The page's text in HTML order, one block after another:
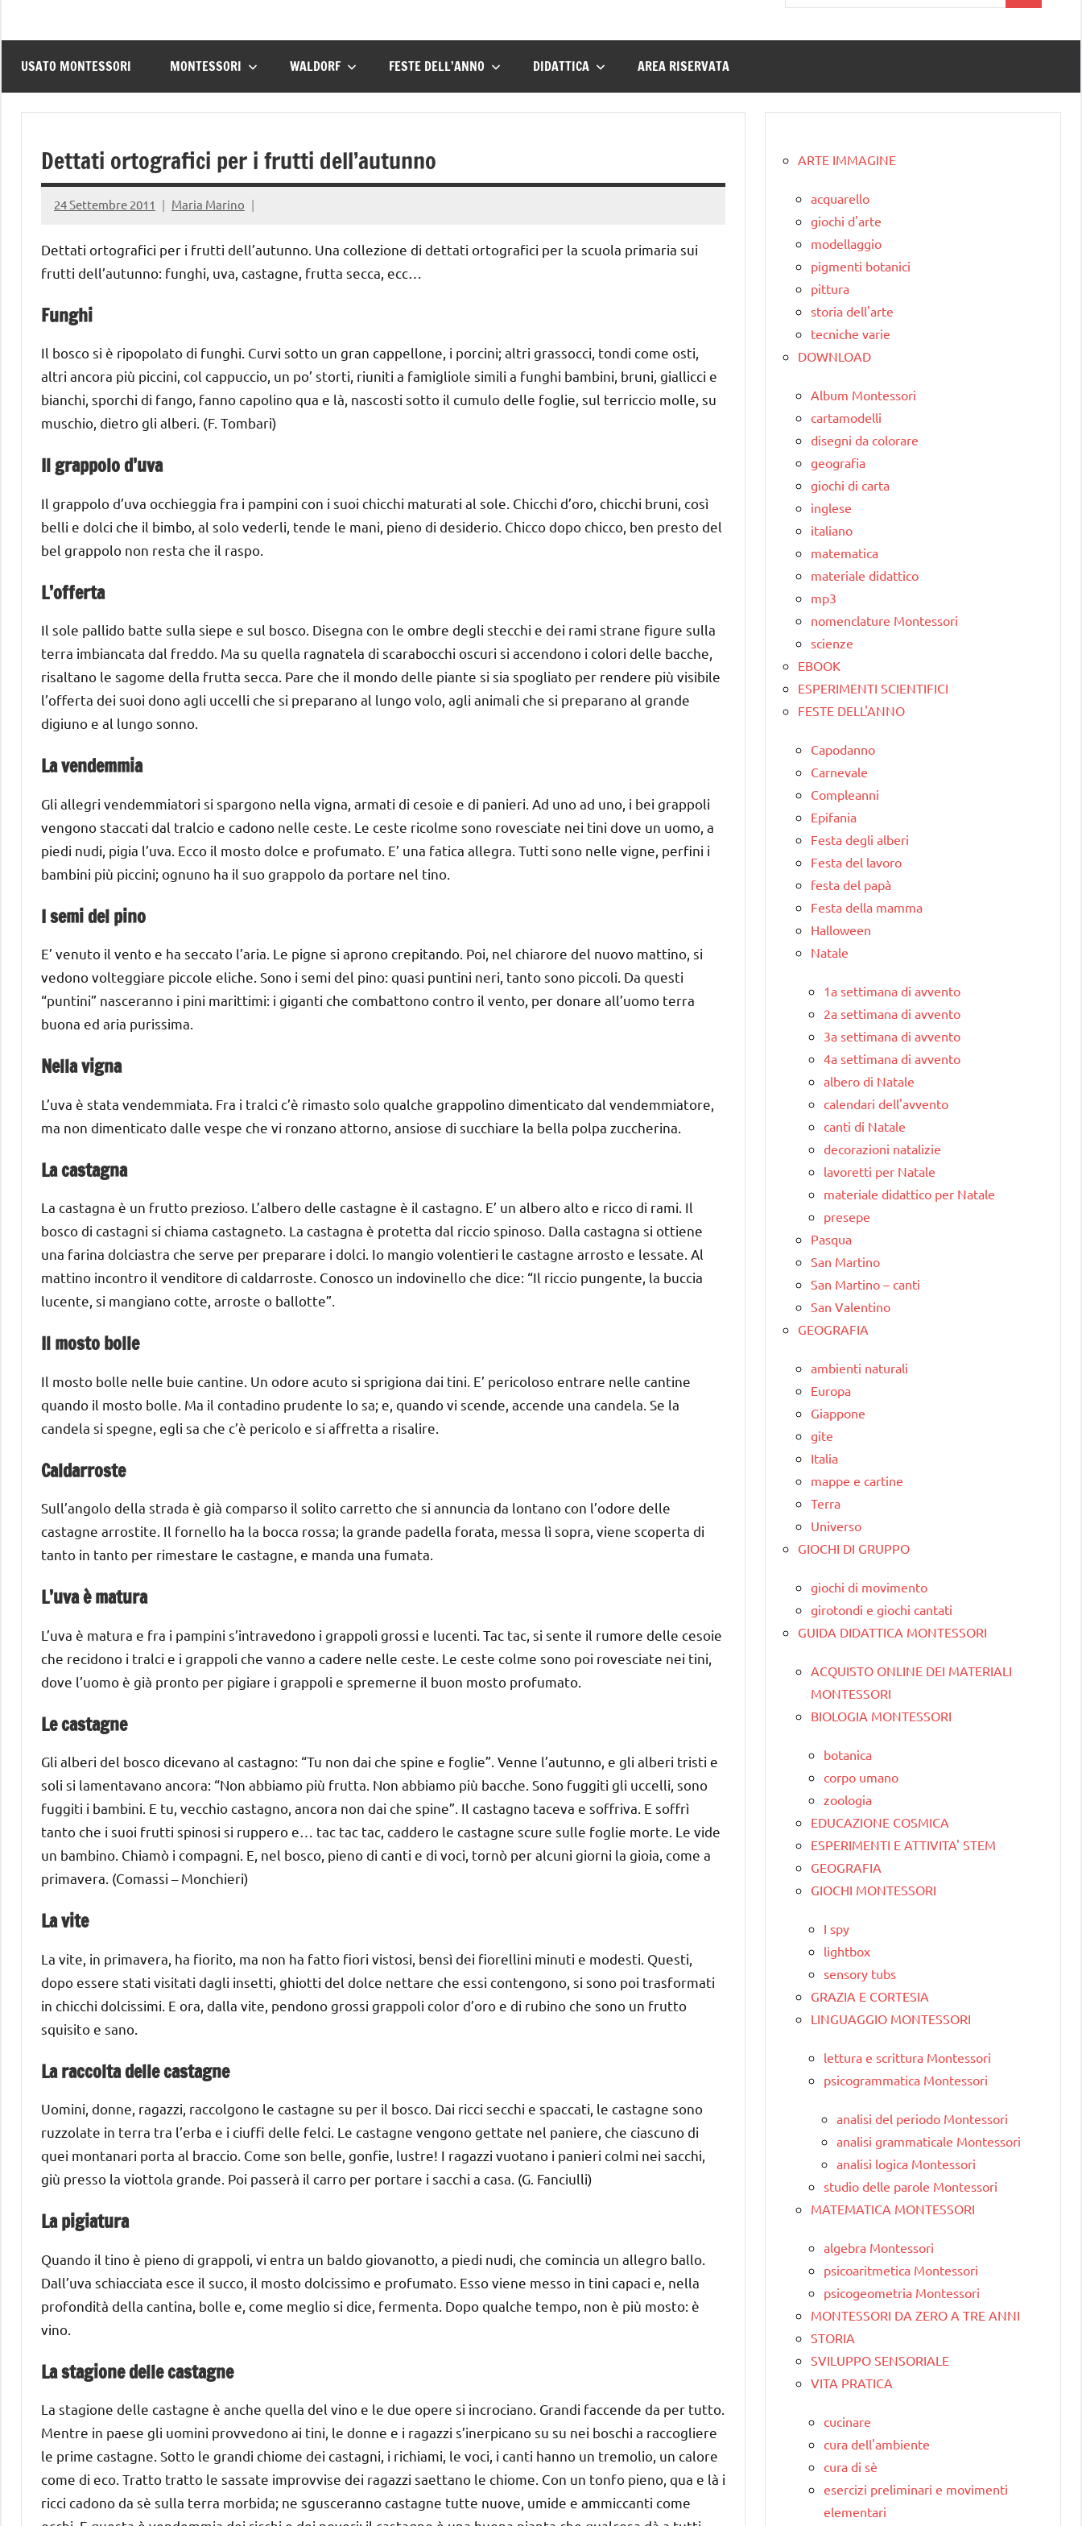
per:
USATO MONTESSORI MONTESSORI WALDORF FESTE DELL’ANNO DIDATTICA AREA RISERVATA
Dettati ortografici per i frutti dell’autunno
24 Settembre 2011 Maria Marino
Dettati ortografici per i frutti dell’autunno. Una collezione di dettati ortografici per la scuola primaria sui
frutti dell’autunno: funghi, uva, castagne, frutta secca, ecc…
Funghi
Il bosco si è ripopolato di funghi. Curvi sotto un gran cappellone, i porcini; altri grassocci, tondi come osti,
altri ancora più piccini, col cappuccio, un po’ storti, riuniti a famigliole simili a funghi bambini, bruni, giallicci e
bianchi, sporchi di fango, fanno capolino qua e là, nascosti sotto il cumulo delle foglie, sul terriccio molle, su
muschio, dietro gli alberi. (F. Tombari)
Il grappolo d’uva
Il grappolo d’uva occhieggia fra i pampini con i suoi chicchi maturati al sole. Chicchi d’oro, chicchi bruni, così
belli e dolci che il bimbo, al solo vederli, tende le mani, pieno di desiderio. Chicco dopo chicco, ben presto del
bel grappolo non resta che il raspo.
L’offerta
Il sole pallido batte sulla siepe e sul bosco. Disegna con le ombre degli stecchi e dei rami strane figure sulla
terra imbiancata dal freddo. Ma su quella ragnatela di scarabocchi oscuri si accendono i colori delle bacche,
risaltano le sagome della frutta secca. Pare che il mondo delle piante si sia spogliato per rendere più visibile
l’offerta dei suoi dono agli uccelli che si preparano al lungo volo, agli animali che si preparano al grande
digiuno e al lungo sonno.
La vendemmia
Gli allegri vendemmiatori si spargono nella vigna, armati di cesoie e di panieri. Ad uno ad uno, i bei grappoli
vengono staccati dal tralcio e cadono nelle ceste. Le ceste ricolme sono rovesciate nei tini dove un uomo, a
piedi nudi, pigia l’uva. Ecco il mosto dolce e profumato. E’ una fatica allegra. Tutti sono nelle vigne, perfini i
bambini più piccini; ognuno ha il suo grappolo da portare nel tino.
I semi del pino
E’ venuto il vento e ha seccato l’aria. Le pigne si aprono crepitando. Poi, nel chiarore del nuovo mattino, si
vedono volteggiare piccole eliche. Sono i semi del pino: quasi puntini neri, tanto sono piccoli. Da questi
“puntini” nasceranno i pini marittimi: i giganti che combattono contro il vento, per donare all’uomo terra
buona ed aria purissima.
Nella vigna
L’uva è stata vendemmiata. Fra i tralci c’è rimasto solo qualche grappolino dimenticato dal vendemmiatore,
ma non dimenticato dalle vespe che vi ronzano attorno, ansiose di succhiare la bella polpa zuccherina.
La castagna
La castagna è un frutto prezioso. L’albero delle castagne è il castagno. E’ un albero alto e ricco di rami. Il
bosco di castagni si chiama castagneto. La castagna è protetta dal riccio spinoso. Dalla castagna si ottiene
una farina dolciastra che serve per preparare i dolci. Io mangio volentieri le castagne arrosto e lessate. Al
mattino incontro il venditore di caldarroste. Conosco un indovinello che dice: “Il riccio pungente, la buccia
lucente, si mangiano cotte, arroste o ballotte”.
Il mosto bolle
Il mosto bolle nelle buie cantine. Un odore acuto si sprigiona dai tini. E’ pericoloso entrare nelle cantine
quando il mosto bolle. Ma il contadino prudente lo sa; e, quando vi scende, accende una candela. Se la
candela si spegne, egli sa che c’è pericolo e si affretta a risalire.
Caldarroste
Sull’angolo della strada è già comparso il solito carretto che si annuncia da lontano con l’odore delle
castagne arrostite. Il fornello ha la bocca rossa; la grande padella forata, messa lì sopra, viene scoperta di
tanto in tanto per rimestare le castagne, e manda una fumata.
L’uva è matura
L’uva è matura e fra i pampini s’intravedono i grappoli grossi e lucenti. Tac tac, si sente il rumore delle cesoie
che recidono i tralci e i grappoli che vanno a cadere nelle ceste. Le ceste colme sono poi rovesciate nei tini,
dove l’uomo è già pronto per pigiare i grappoli e spremerne il buon mosto profumato.
Le castagne
Gli alberi del bosco dicevano al castagno: “Tu non dai che spine e foglie”. Venne l’autunno, e gli alberi tristi e
soli si lamentavano ancora: “Non abbiamo più frutta. Non abbiamo più bacche. Sono fuggiti gli uccelli, sono
fuggiti i bambini. E tu, vecchio castagno, ancora non dai che spine”. Il castagno taceva e soffriva. E soffrì
tanto che i suoi frutti spinosi si ruppero e… tac tac tac, caddero le castagne scure sulle foglie morte. Le vide
un bambino. Chiamò i compagni. E, nel bosco, pieno di canti e di voci, tornò per alcuni giorni la gioia, come a
primavera. (Comassi – Monchieri)
La vite
La vite, in primavera, ha fiorito, ma non ha fatto fiori vistosi, bensì dei fiorellini minuti e modesti. Questi,
dopo essere stati visitati dagli insetti, ghiotti del dolce nettare che essi contengono, si sono poi trasformati
in chicchi dolcissimi. E ora, dalla vite, pendono grossi grappoli color d’oro e di rubino che sono un frutto
squisito e sano.
La raccolta delle castagne
Uomini, donne, ragazzi, raccolgono le castagne su per il bosco. Dai ricci secchi e spaccati, le castagne sono
ruzzolate in terra tra l’erba e i ciuffi delle felci. Le castagne vengono gettate nel paniere, che ciascuno di
quei montanari porta al braccio. Come son belle, gonfie, lustre! I ragazzi vuotano i panieri colmi nei sacchi,
giù presso la viottola grande. Poi passerà il carro per portare i sacchi a casa. (G. Fanciulli)
La pigiatura
Quando il tino è pieno di grappoli, vi entra un baldo giovanotto, a piedi nudi, che comincia un allegro ballo.
Dall’uva schiacciata esce il succo, il mosto dolcissimo e profumato. Esso viene messo in tini capaci e, nella
profondità della cantina, bolle e, come meglio si dice, fermenta. Dopo qualche tempo, non è più mosto: è
vino.
La stagione delle castagne
La stagione delle castagne è anche quella del vino e le due opere si incrociano. Grandi faccende da per tutto.
Mentre in paese gli uomini provvedono ai tini, le donne e i ragazzi s’inerpicano su su nei boschi a raccogliere
le prime castagne. Sotto le grandi chiome dei castagni, i richiami, le voci, i canti hanno un tremolio, un calore
come di eco. Tratto tratto le sassate improvvise dei ragazzi saettano le chiome. Con un tonfo pieno, qua e là i
ricci cadono da sè sulla terra morbida; ne sgusceranno castagne tutte nuove, umide e ammiccanti come
ARTE IMMAGINE
acquarello
giochi d'arte
modellaggio
pigmenti botanici
pittura
storia dell'arte
tecniche varie
DOWNLOAD
Album Montessori
cartamodelli
disegni da colorare
geografia
giochi di carta
inglese
italiano
matematica
materiale didattico
mp3
nomenclature Montessori
scienze
EBOOK
ESPERIMENTI SCIENTIFICI
FESTE DELL'ANNO
Capodanno
Carnevale
Compleanni
Epifania
Festa degli alberi
Festa del lavoro
festa del papà
Festa della mamma
Halloween
Natale
1a settimana di avvento
2a settimana di avvento
3a settimana di avvento
4a settimana di avvento
albero di Natale
calendari dell'avvento
canti di Natale
decorazioni natalizie
lavoretti per Natale
materiale didattico per Natale
presepe
Pasqua
San Martino
San Martino – canti
San Valentino
GEOGRAFIA
ambienti naturali
Europa
Giappone
gite
Italia
mappe e cartine
Terra
Universo
GIOCHI DI GRUPPO
giochi di movimento
girotondi e giochi cantati
GUIDA DIDATTICA MONTESSORI
ACQUISTO ONLINE DEI MATERIALI
MONTESSORI
BIOLOGIA MONTESSORI
botanica
corpo umano
zoologia
EDUCAZIONE COSMICA
ESPERIMENTI E ATTIVITA' STEM
GEOGRAFIA
GIOCHI MONTESSORI
I spy
lightbox
sensory tubs
GRAZIA E CORTESIA
LINGUAGGIO MONTESSORI
lettura e scrittura Montessori
psicogrammatica Montessori
analisi del periodo Montessori
analisi grammaticale Montessori
analisi logica Montessori
studio delle parole Montessori
MATEMATICA MONTESSORI
algebra Montessori
psicoaritmetica Montessori
psicogeometria Montessori
MONTESSORI DA ZERO A TRE ANNI
STORIA
SVILUPPO SENSORIALE
VITA PRATICA
cucinare
cura dell'ambiente
cura di sè
esercizi preliminari e movimenti
elementari